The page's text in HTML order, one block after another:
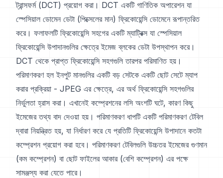
ট্রান্সফর্ম (DCT) প্রয়োগ করা। DCT একটি গাণিতিক অপারেশন যা
স্পেসিয়াল ডোমেন ডেটা (পিক্সেলের মান) ফ্রিকোয়েন্সি ডোমেনে রূপান্তরিত
করে। ফলাফলটি ফ্রিকোয়েন্সি সহগের একটি ম্যাট্রিক্স যা স্পেসিয়াল
ফ্রিকোয়েন্সি উপাদানগুলির ক্ষেত্রে ইমেজ ব্লকের ডেটা উপস্থাপন করে।
DCT থেকে প্রাপ্ত ফ্রিকোয়েন্সি সহগগুলি তারপর পরিমাণিত হয়।
পরিমাণকরণ হল ইনপুট মানগুলির একটি বড় সেটকে একটি ছোট সেটে ম্যাপ
করার প্রক্রিয়া - JPEG এর ক্ষেত্রে, এর অর্থ ফ্রিকোয়েন্সি সহগগুলির
নির্ভুলতা হ্রাস করা। এখানেই কম্প্রেশনের লসি অংশটি ঘটে, কারণ কিছু
ইমেজের তথ্য বাদ দেওয়া হয়। পরিমাণকরণ ধাপটি একটি পরিমাণকরণ টেবিল
দ্বারা নিয়ন্ত্রিত হয়, যা নির্ধারণ করে যে প্রতিটি ফ্রিকোয়েন্সি উপাদানে কতটা
কম্প্রেশন প্রয়োগ করা হবে। পরিমাণকরণ টেবিলগুলি উচ্চতর ইমেজের গুণমান
(কম কম্প্রেশন) বা ছোট ফাইলের আকার (বেশি কম্প্রেশন) এর পক্ষে
সামঞ্জস্য করা যেতে পারে।